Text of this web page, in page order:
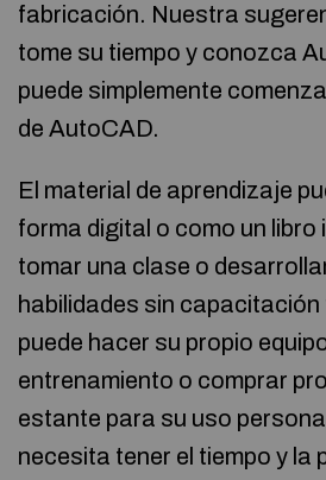
fabricación. Nuestra
tome su tiempo y conozca
puede simplemente
de AutoCAD.
El material de aprendizaje
forma digital o como un libro
tomar una clase o
habilidades sin
puede hacer su propio
entrenamiento o comprar
estante para su uso
necesita tener el tiempo y la